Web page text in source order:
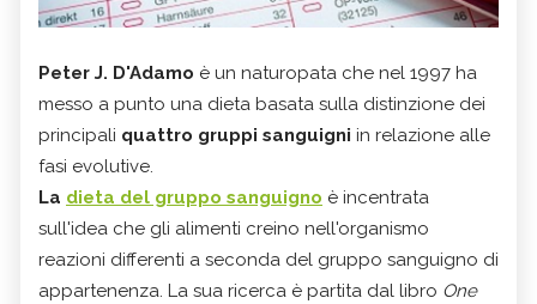
Peter J. D'Adamo è un naturopata che nel 1997 ha
messo a punto una dieta basata sulla distinzione dei
principali quattro gruppi sanguigni in relazione alle
fasi evolutive.
La dieta del gruppo sanguigno è incentrata
sull'idea che gli alimenti creino nell'organismo
reazioni differenti a seconda del gruppo sanguigno di
appartenenza. La sua ricerca è partita dal libro One